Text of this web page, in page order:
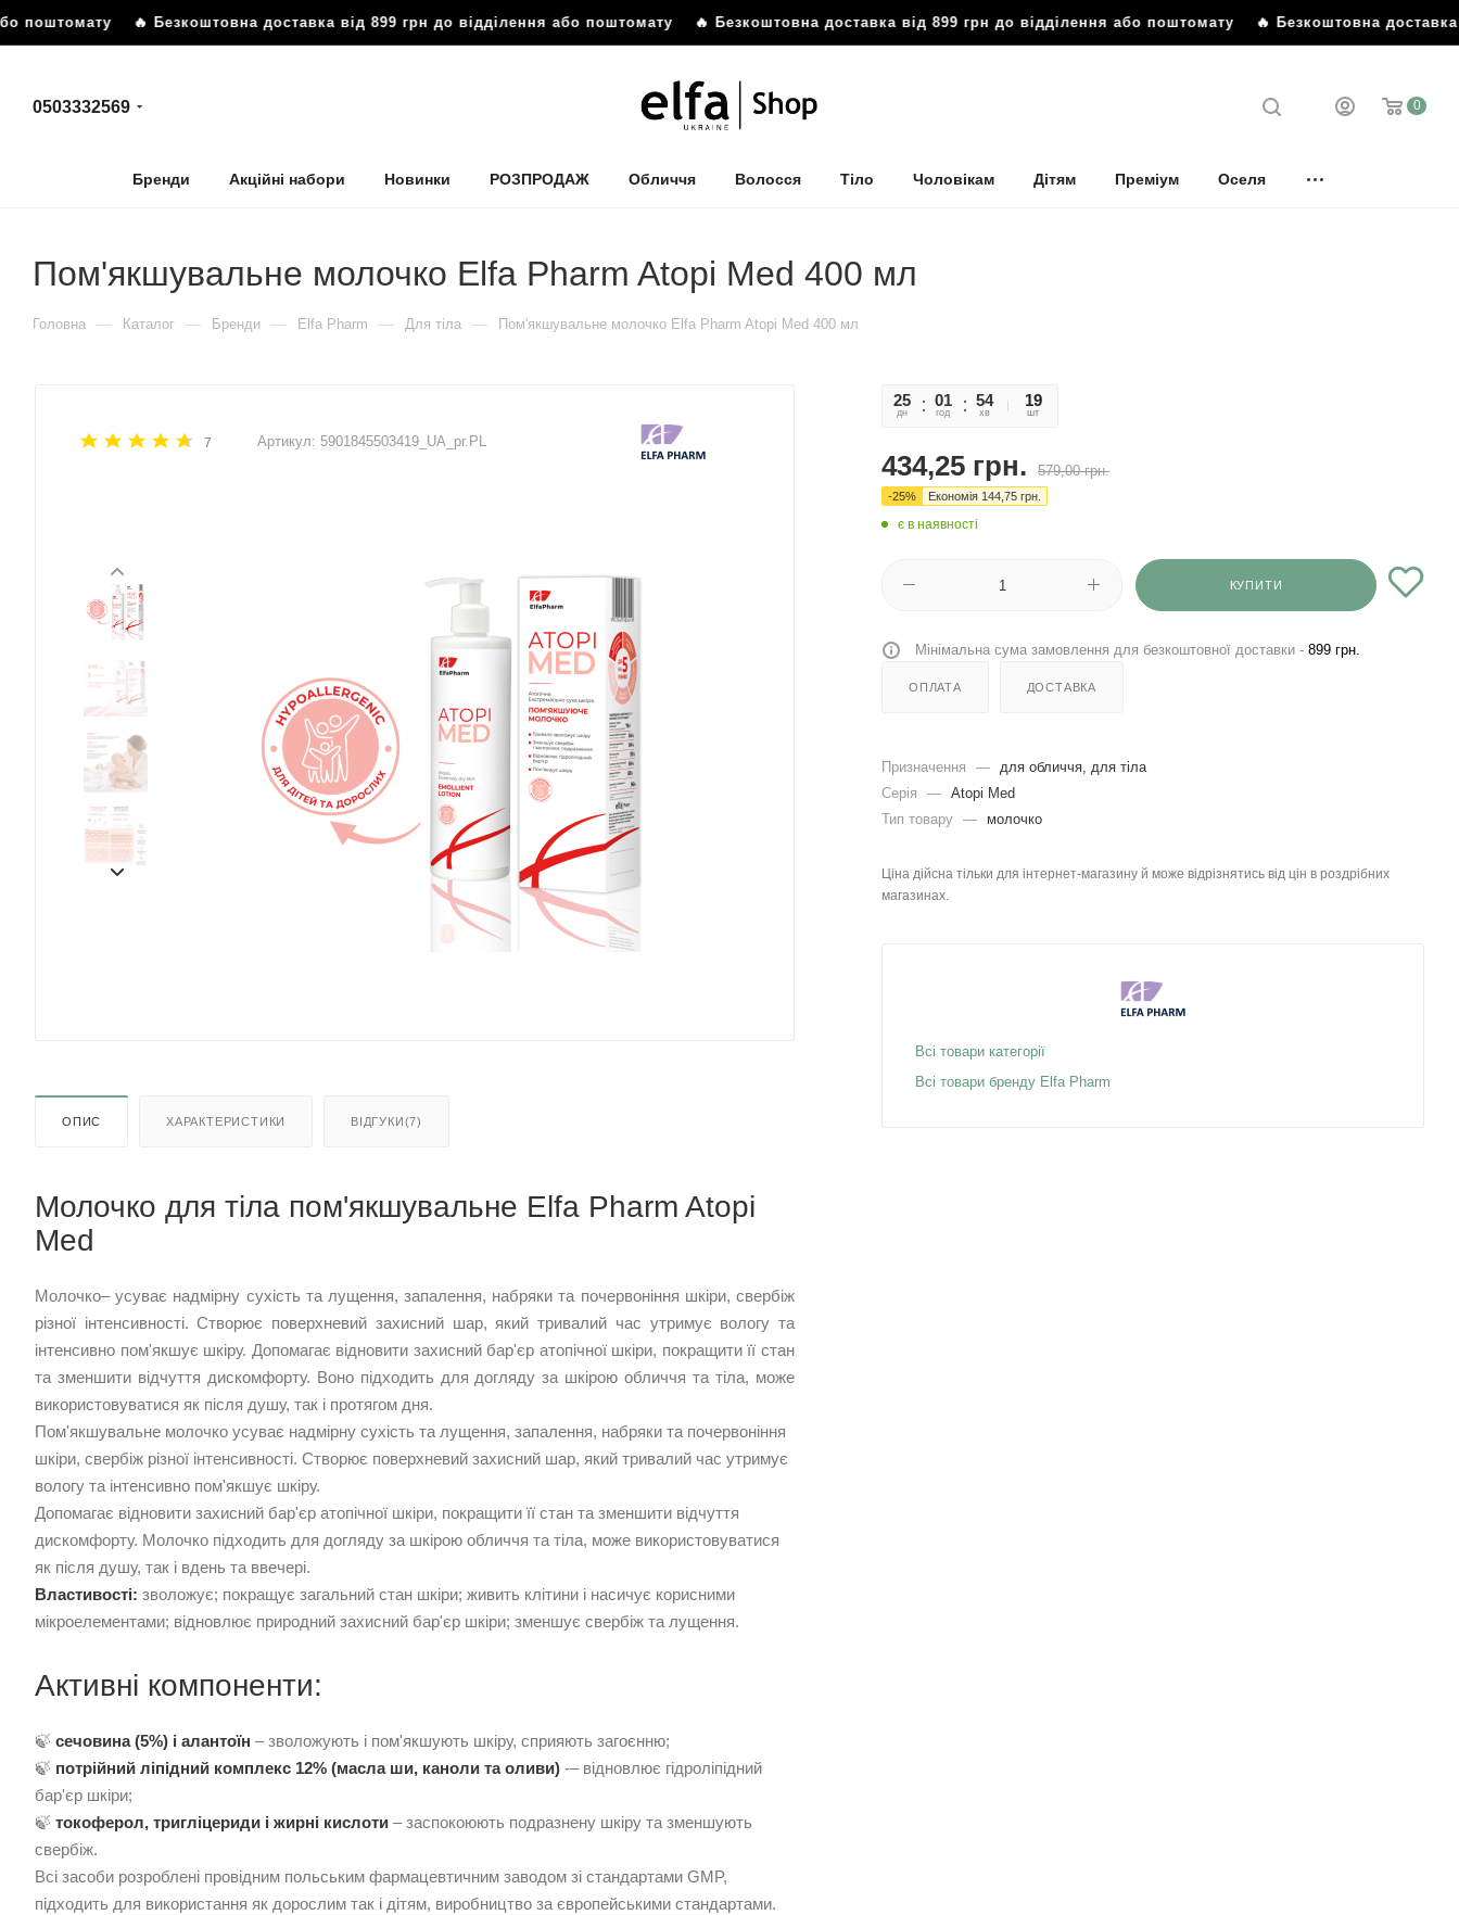
поштомату🔥 Безкоштовна доставка від 899 грн до відділення або поштомату🔥 Безкоштовна доставка від 899 грн до відділення або поштомату🔥 Безкоштовна доставка
0503332569 0
Бренди Акційні набори Новинки РОЗПРОДАЖ Обличчя Волосся Тіло Чоловікам Дітям Преміум Оселя
Пом'якшувальне молочко Elfa Pharm Atopi Med 400 мл
Головна — Каталог — Бренди — Elfa Pharm — Для тіла — Пом'якшувальне молочко Elfa Pharm Atopi Med 400 мл
7 Артикул: 5901845503419_UA_pr.PL
ОПИС ХАРАКТЕРИСТИКИ ВІДГУКИ(7)
Молочко для тіла пом'якшувальне Elfa Pharm Atopi
Med
Молочко– усуває надмірну сухість та лущення, запалення, набряки та почервоніння шкіри, свербіж
різної інтенсивності. Створює поверхневий захисний шар, який тривалий час утримує вологу та
інтенсивно пом'якшує шкіру. Допомагає відновити захисний бар'єр атопічної шкіри, покращити її стан
та зменшити відчуття дискомфорту. Воно підходить для догляду за шкірою обличчя та тіла, може
використовуватися як після душу, так і протягом дня.
Пом'якшувальне молочко усуває надмірну сухість та лущення, запалення, набряки та почервоніння
шкіри, свербіж різної інтенсивності. Створює поверхневий захисний шар, який тривалий час утримує
вологу та інтенсивно пом'якшує шкіру.
Допомагає відновити захисний бар'єр атопічної шкіри, покращити її стан та зменшити відчуття
дискомфорту. Молочко підходить для догляду за шкірою обличчя та тіла, може використовуватися
як після душу, так і вдень та ввечері.
Властивості: зволожує; покращує загальний стан шкіри; живить клітини і насичує корисними
мікроелементами; відновлює природний захисний бар'єр шкіри; зменшує свербіж та лущення.
Активні компоненти:
🍃 сечовина (5%) і алантоїн – зволожують і пом'якшують шкіру, сприяють загоєнню;
🍃 потрійний ліпідний комплекс 12% (масла ши, каноли та оливи) -– відновлює гідроліпідний
бар'єр шкіри;
🍃 токоферол, тригліцериди і жирні кислоти – заспокоюють подразнену шкіру та зменшують
свербіж.
Всі засоби розроблені провідним польським фармацевтичним заводом зі стандартами GMP,
підходить для використання як дорослим так і дітям, виробництво за європейськими стандартами.
25
дн
01
год
54
хв
24
сек
19
шт
434,25 грн. 579,00грн.
-25% Економія 144,75 грн.
є в наявності
КУПИТИ
Мінімальна сума замовлення для безкоштовної доставки - 899 грн.
ОПЛАТА ДОСТАВКА
Призначення —
для обличчя, для тіла
Серія
— Atopi Med
Тип товару — молочко
Ціна дійсна тільки для інтернет-магазину й може відрізнятись від цін в роздрібних
магазинах.
Всі товари категорії
Всі товари бренду Elfa Pharm